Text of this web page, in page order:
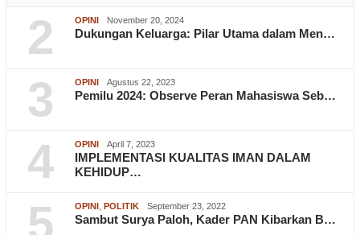
2 OPINI November 20, 2024
Dukungan Keluarga: Pilar Utama dalam Men…
3 OPINI Agustus 22, 2023
Pemilu 2024: Observe Peran Mahasiswa Seb…
4 OPINI April 7, 2023
IMPLEMENTASI KUALITAS IMAN DALAM
KEHIDUP…
5 OPINI POLITIK September 23, 2022
Sambut Surya Paloh, Kader PAN Kibarkan B…